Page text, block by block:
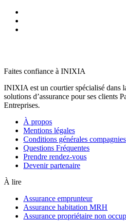
Faites confiance à INIXIA
INIXIA est un courtier spécialisé dans
solutions d’assurance pour ses clients
Entreprises.
À propos
Mentions légales
Conditions générales compagnies
Questions Fréquentes
Prendre rendez-vous
Devenir partenaire
À lire
Assurance emprunteur
Assurance habitation MRH
Assurance propriétaire non